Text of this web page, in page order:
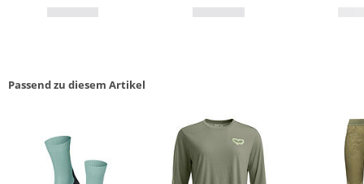
Passend zu diesem Artikel